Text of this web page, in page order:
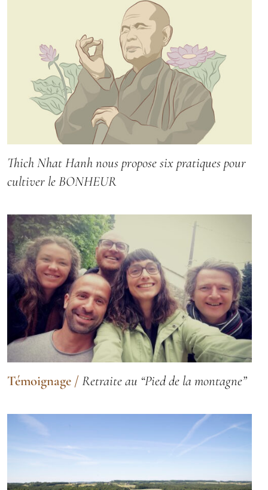
Thich Nhat Hanh nous propose six pratiques pour
cultiver le BONHEUR
Témoignage / Retraite au “Pied de la montagne”